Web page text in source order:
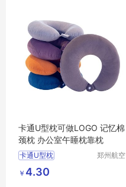
卡通U型枕可做LOGO 记忆棉
颈枕 办公室午睡枕靠枕
卡通U型枕
办公室午睡枕靠枕
郑州航空
￥ 4.30